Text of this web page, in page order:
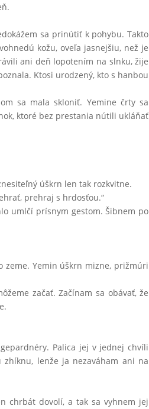
sa prinútiť k pohybu. Takto
kožu, oveľa jasnejšiu, než je
ani deň lopotením na slnku, žije
Ktosi urodzený, kto s hanbou
sa mala skloniť. Yemine črty sa
ktoré bez prestania nútili ukláňať
úškrn len tak rozkvitne.
prehraj s hrdosťou.“
umlčí prísnym gestom. Šibnem po
zeme. Yemin úškrn mizne, prižmúri
začať. Začínam sa obávať, že
Palica jej v jednej chvíli
lenže ja nezaváham ani na
chrbát dovolí, a tak sa vyhnem jej